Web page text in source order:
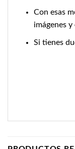
Con esas
imágenes
Si tienes